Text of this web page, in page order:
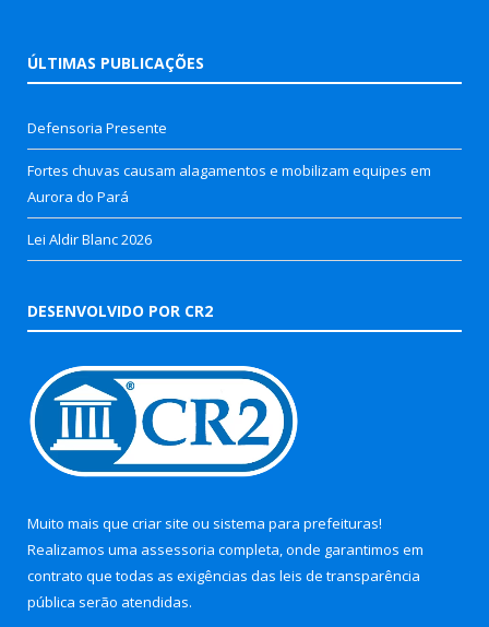
ÚLTIMAS PUBLICAÇÕES
Defensoria Presente
Fortes chuvas causam alagamentos e mobilizam equipes em
Aurora do Pará
Lei Aldir Blanc 2026
DESENVOLVIDO POR CR2
Muito mais que criar site ou sistema para prefeituras!
Realizamos uma assessoria completa, onde garantimos em
contrato que todas as exigências das leis de transparência
pública serão atendidas.